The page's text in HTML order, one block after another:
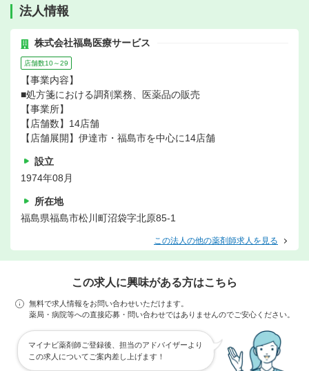
法人情報
株式会社福島医療サービス
店舗数10～29
【事業内容】
■処方箋における調剤業務、医薬品の販売
【事業所】
【店舗数】14店舗
【店舗展開】伊達市・福島市を中心に14店舗
設立
1974年08月
所在地
福島県福島市松川町沼袋字北原85-1
この法人の他の薬剤師求人を見る
この求人に興味がある方はこちら
無料で求人情報をお問い合わせいただけます。
薬局・病院等への直接応募・問い合わせではありませんのでご安心ください。
マイナビ薬剤師ご登録後、担当のアドバイザーより
この求人についてご案内差し上げます！